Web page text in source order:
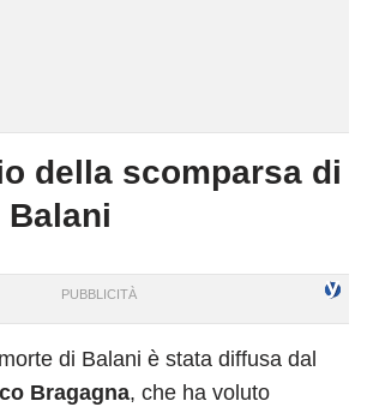
della scomparsa di
Balani
di Balani è stata diffusa dal
Bragagna, che ha voluto